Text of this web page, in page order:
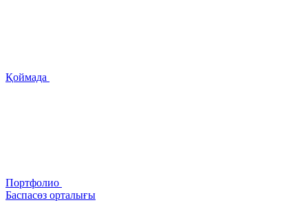
Қоймада
Портфолио
Баспасөз орталығы